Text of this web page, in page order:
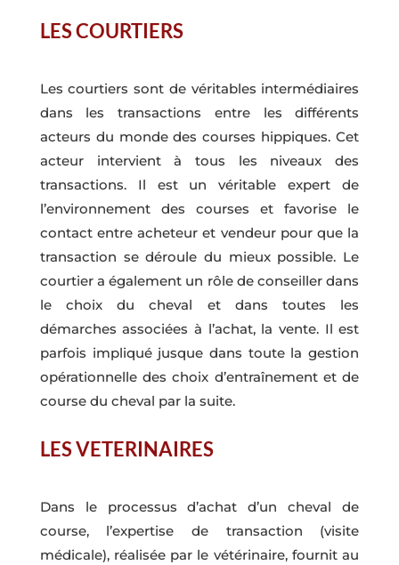
LES COURTIERS
Les courtiers sont de véritables intermédiaires
dans les transactions entre les différents
acteurs du monde des courses hippiques. Cet
acteur intervient à tous les niveaux des
transactions. Il est un véritable expert de
l’environnement des courses et favorise le
contact entre acheteur et vendeur pour que la
transaction se déroule du mieux possible. Le
courtier a également un rôle de conseiller dans
le choix du cheval et dans toutes les
démarches associées à l’achat, la vente. Il est
parfois impliqué jusque dans toute la gestion
opérationnelle des choix d’entraînement et de
course du cheval par la suite.
LES VETERINAIRES
Dans le processus d’achat d’un cheval de
course, l’expertise de transaction (visite
médicale), réalisée par le vétérinaire, fournit au